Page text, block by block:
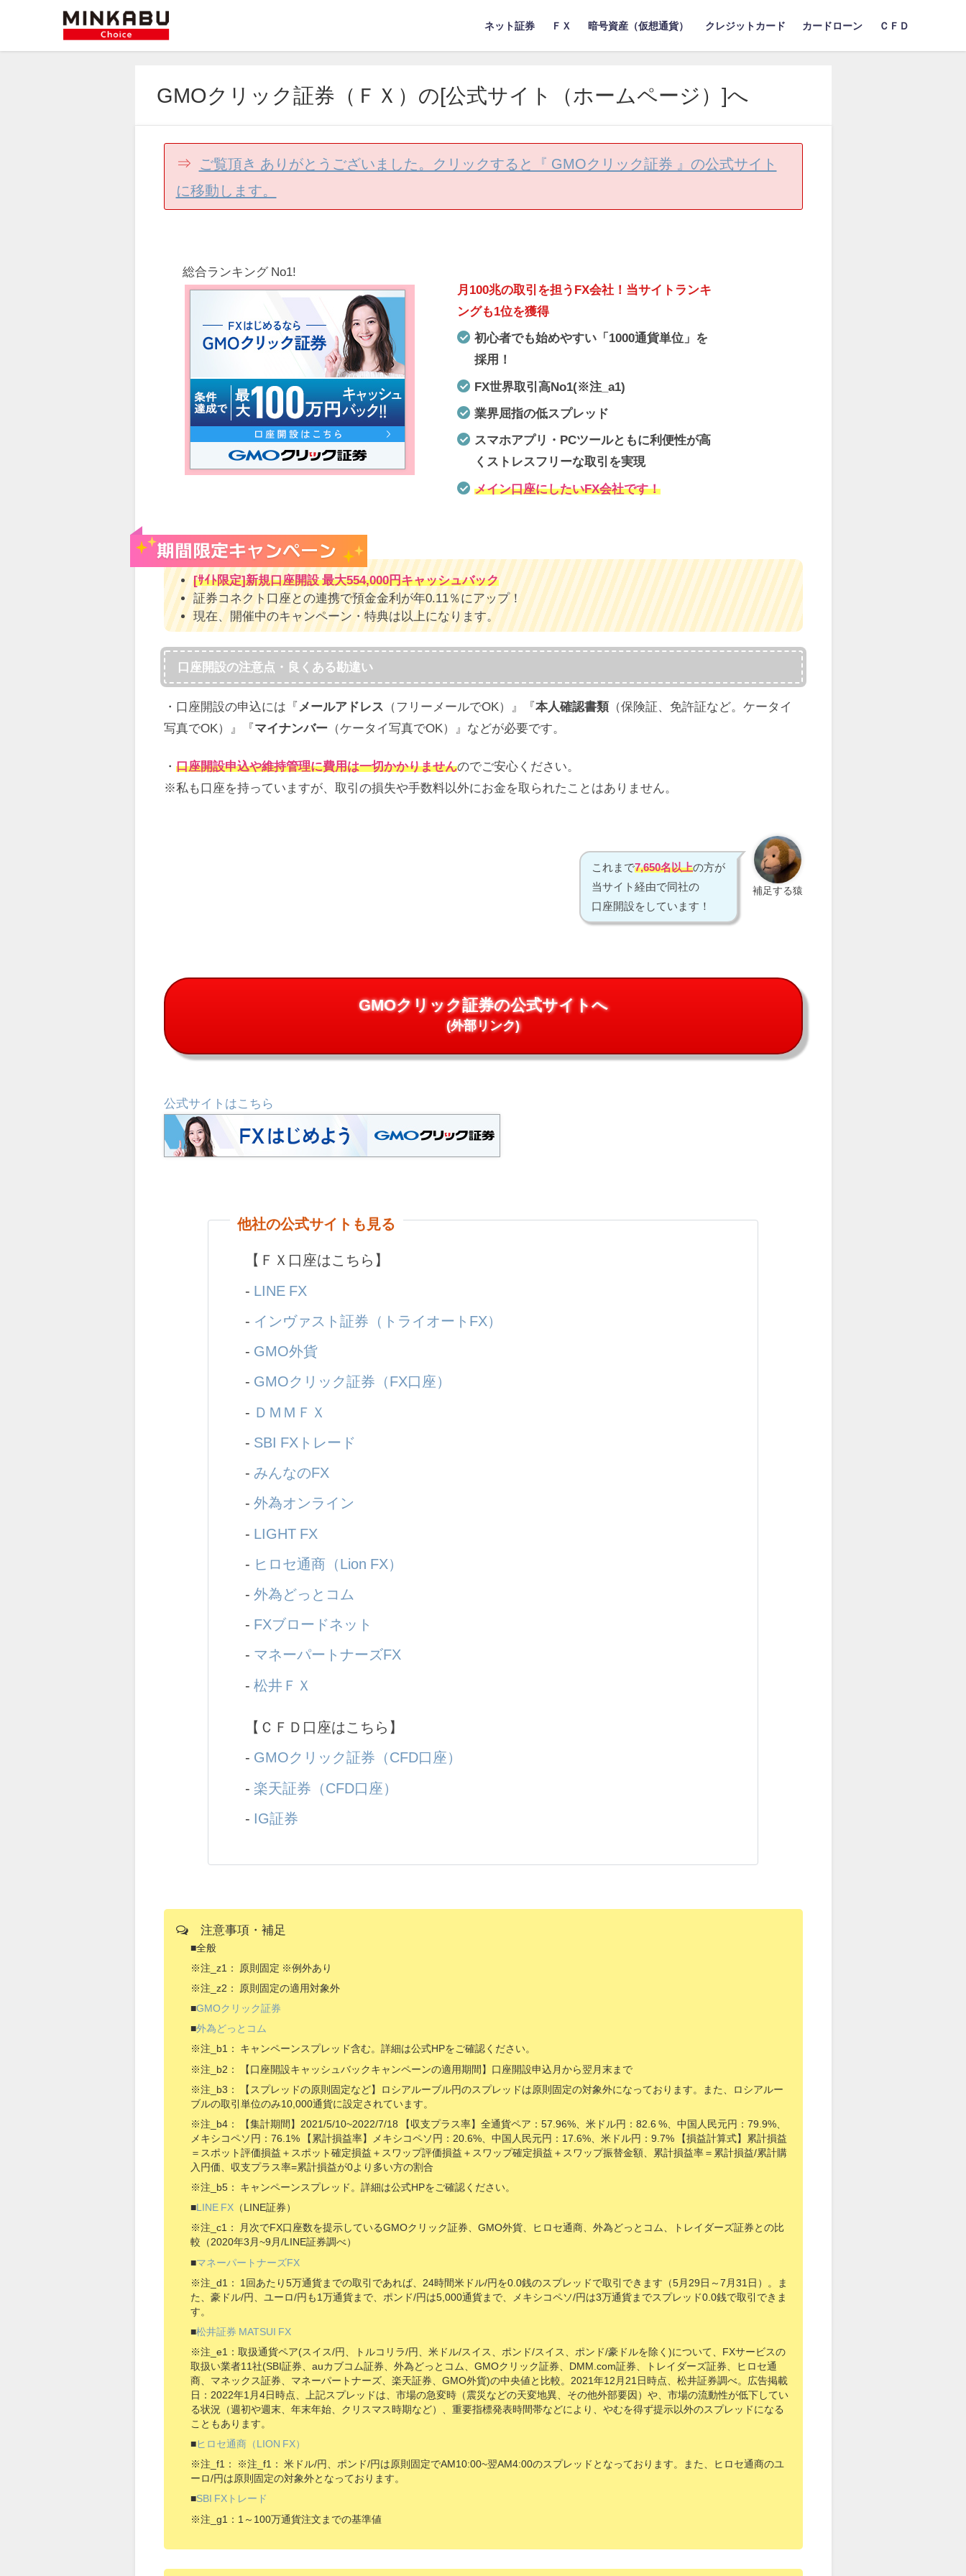
ネット証券 ＦＸ 暗号資産（仮想通貨） クレジットカード カードローン ＣＦＤ
GMOクリック証券（ＦＸ）の[公式サイト（ホームページ）]へ
⇒
ご覧頂き ありがとうございました。クリックすると『 GMOクリック証券 』の公式サイト
に移動します。
総合ランキング No1!
月100兆の取引を担うFX会社！当サイトランキ
ングも1位を獲得
初心者でも始めやすい「1000通貨単位」を
採用！
FX世界取引高No1(※注_a1)
業界屈指の低スプレッド
スマホアプリ・PCツールともに利便性が高
くストレスフリーな取引を実現
メイン口座にしたいFX会社です！
[ｻｲﾄ限定]新規口座開設 最大554,000円キャッシュバック
証券コネクト口座との連携で預金金利が年0.11％にアップ！
現在、開催中のキャンペーン・特典は以上になります。
口座開設の注意点・良くある勘違い
・口座開設の申込には『 メールアドレス （フリーメールでOK）』『本人確認書類（保険証、免許証など。ケータイ
写真でOK）』『マイナンバー（ケータイ写真でOK）』などが必要です。
・ 口座開設申込や維持管理に費用は一切かかりませんのでご安心ください。
※私も口座を持っていますが、取引の損失や手数料以外にお金を取られたことはありません。
補足する猿
これまで7,650名以上の方が
当サイト経由で同社の
口座開設をしています！
GMOクリック証券の公式サイトへ
(外部リンク)
公式サイトはこちら
他社の公式サイトも見る
【ＦＸ口座はこちら】
- LINE FX
- インヴァスト証券（トライオートFX）
- GMO外貨
- GMOクリック証券（FX口座）
- ＤＭＭＦＸ
- SBI FXトレード
- みんなのFX
- 外為オンライン
- LIGHT FX
- ヒロセ通商（Lion FX）
- 外為どっとコム
- FXブロードネット
- マネーパートナーズFX
- 松井ＦＸ
【ＣＦＤ口座はこちら】
- GMOクリック証券（CFD口座）
- 楽天証券（CFD口座）
- IG証券
注意事項・補足
■全般
※注_z1： 原則固定 ※例外あり
※注_z2： 原則固定の適用対象外
■GMOクリック証券
■外為どっとコム
※注_b1： キャンペーンスプレッド含む。詳細は公式HPをご確認ください。
※注_b2： 【口座開設キャッシュバックキャンペーンの適用期間】口座開設申込月から翌月末まで
※注_b3： 【スプレッドの原則固定など】ロシアルーブル円のスプレッドは原則固定の対象外になっております。また、ロシアルー
ブルの取引単位のみ10,000通貨に設定されています。
※注_b4： 【集計期間】2021/5/10~2022/7/18 【収支プラス率】全通貨ペア：57.96%、米ドル円：82.6 %、中国人民元円：79.9%、
メキシコペソ円：76.1% 【累計損益率】メキシコペソ円：20.6%、中国人民元円：17.6%、米ドル円：9.7% 【損益計算式】累計損益
＝スポット評価損益＋スポット確定損益＋スワップ評価損益＋スワップ確定損益＋スワップ振替金額、累計損益率＝累計損益/累計購
入円価、収支プラス率=累計損益が0より多い方の割合
※注_b5： キャンペーンスプレッド。詳細は公式HPをご確認ください。
■LINE FX（LINE証券）
※注_c1： 月次でFX口座数を提示しているGMOクリック証券、GMO外貨、ヒロセ通商、外為どっとコム、トレイダーズ証券との比
較（2020年3月~9月/LINE証券調べ）
■マネーパートナーズFX
※注_d1： 1回あたり5万通貨までの取引であれば、24時間米ドル/円を0.0銭のスプレッドで取引できます（5月29日～7月31日）。ま
た、豪ドル/円、ユーロ/円も1万通貨まで、ポンド/円は5,000通貨まで、メキシコペソ/円は3万通貨までスプレッド0.0銭で取引できま
す。
■松井証券 MATSUI FX
※注_e1：取扱通貨ペア(スイス/円、トルコリラ/円、米ドル/スイス、ポンド/スイス、ポンド/豪ドルを除く)について、FXサービスの
取扱い業者11社(SBI証券、auカブコム証券、外為どっとコム、GMOクリック証券、DMM.com証券、トレイダーズ証券、ヒロセ通
商、マネックス証券、マネーパートナーズ、楽天証券、GMO外貨)の中央値と比較。2021年12月21日時点、松井証券調べ。広告掲載
日：2022年1月4日時点、上記スプレッドは、市場の急変時（震災などの天変地異、その他外部要因）や、市場の流動性が低下してい
る状況（週初や週末、年末年始、クリスマス時期など）、重要指標発表時間帯などにより、やむを得ず提示以外のスプレッドになる
こともあります。
■ヒロセ通商（LION FX）
※注_f1： ※注_f1： 米ドル/円、ポンド/円は原則固定でAM10:00~翌AM4:00のスプレッドとなっております。また、ヒロセ通商のユ
ーロ/円は原則固定の対象外となっております。
■SBI FXトレード
※注_g1：1～100万通貨注文までの基準値